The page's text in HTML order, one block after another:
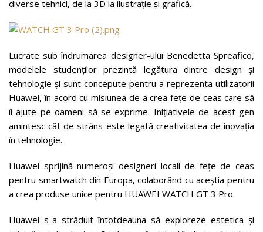
diverse tehnici, de la 3D la ilustrație și grafică.
Lucrate sub îndrumarea designer-ului Benedetta Spreafico,
modelele studenților prezintă legătura dintre design și
tehnologie și sunt concepute pentru a reprezenta utilizatorii
Huawei, în acord cu misiunea de a crea fețe de ceas care să
îi ajute pe oameni să se exprime. Inițiativele de acest gen
amintesc cât de strâns este legată creativitatea de inovația
în tehnologie.
Huawei sprijină numeroși designeri locali de fețe de ceas
pentru smartwatch din Europa, colaborând cu aceștia pentru
a crea produse unice pentru HUAWEI WATCH GT 3 Pro.
Huawei s-a străduit întotdeauna să exploreze estetica și